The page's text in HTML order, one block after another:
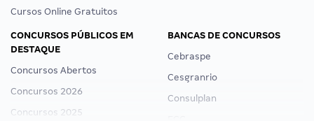
Cursos Online Gratuitos
CONCURSOS PÚBLICOS EM
DESTAQUE
Concursos Abertos
Concursos 2026
Concursos 2025
BANCAS DE CONCURSOS
Cebraspe
Cesgranrio
Consulplan